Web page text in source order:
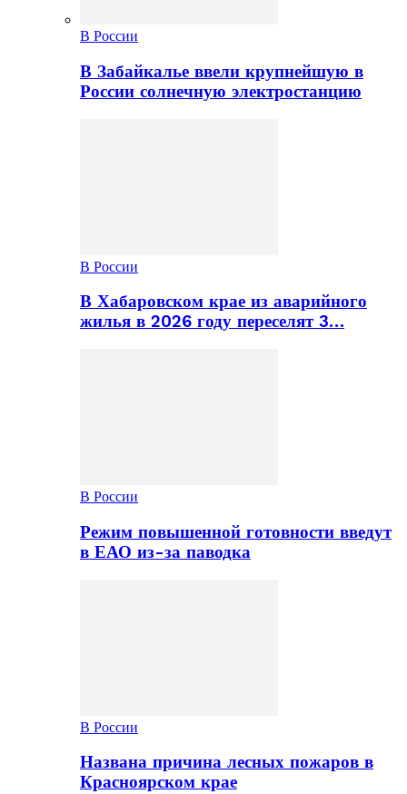
В России
В Забайкалье ввели крупнейшую в
России солнечную электростанцию
В России
В Хабаровском крае из аварийного
жилья в 2026 году переселят 3…
В России
Режим повышенной готовности введут
в ЕАО из-за паводка
В России
Названа причина лесных пожаров в
Красноярском крае